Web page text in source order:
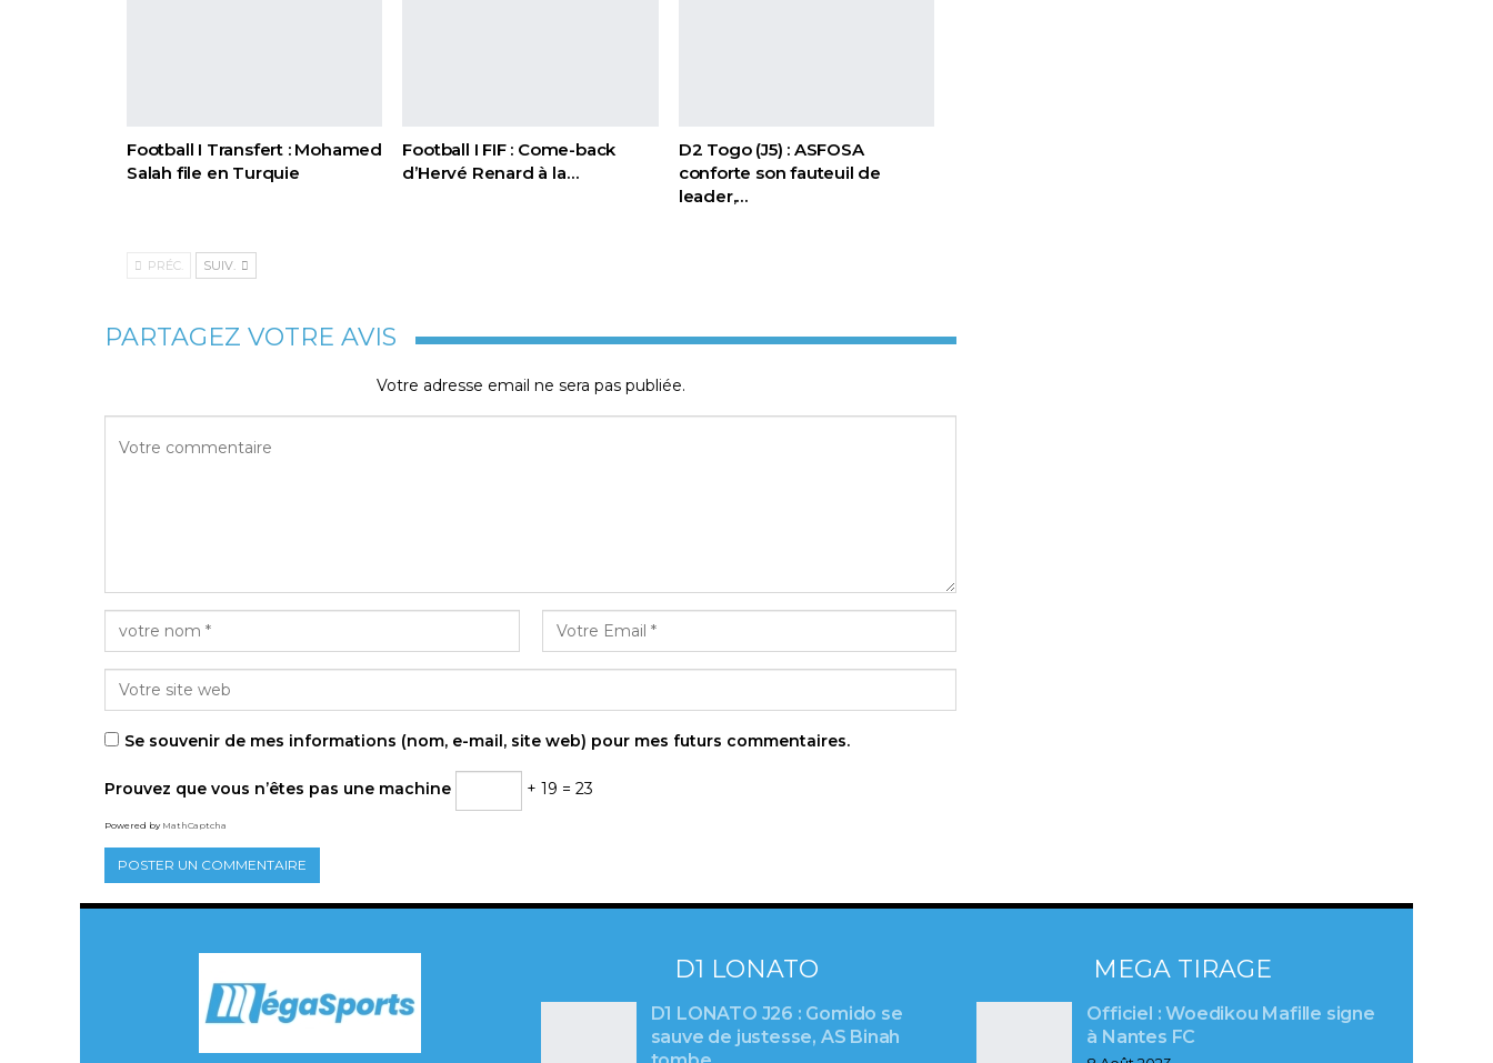
Football I Transfert : Mohamed
Salah file en Turquie
Football I FIF : Come-back
d’Hervé Renard à la…
D2 Togo (J5) : ASFOSA
conforte son fauteuil de
leader,…
PRÉC. SUIV.
PARTAGEZ VOTRE AVIS
Votre adresse email ne sera pas publiée.
Se souvenir de mes informations (nom, e-mail, site web) pour mes futurs commentaires.
Prouvez que vous n’êtes pas une machine + 19 = 23
Powered by MathCaptcha
D1 LONATO
D1 LONATO J26 : Gomido se
sauve de justesse, AS Binah
MEGA TIRAGE
Officiel : Woedikou Mafille signe
à Nantes FC